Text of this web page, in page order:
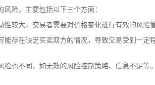
险，主要包括以下三个方面：
较大，交易者需要对价格变化进行有效的风险管
能存在缺乏买卖双方的情况，导致交易受到一定
也不同，如无效的风险控制策略、信息不足等。